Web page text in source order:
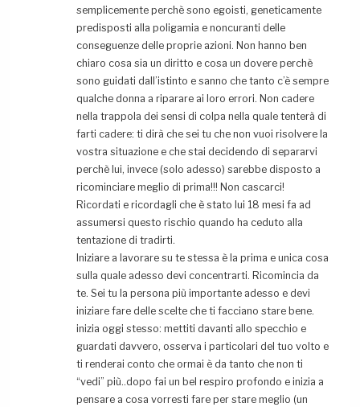
semplicemente perchè sono egoisti, geneticamente
predisposti alla poligamia e noncuranti delle
conseguenze delle proprie azioni. Non hanno ben
chiaro cosa sia un diritto e cosa un dovere perchè
sono guidati dall’istinto e sanno che tanto c’è sempre
qualche donna a riparare ai loro errori. Non cadere
nella trappola dei sensi di colpa nella quale tenterà di
farti cadere: ti dirà che sei tu che non vuoi risolvere la
vostra situazione e che stai decidendo di separarvi
perchè lui, invece (solo adesso) sarebbe disposto a
ricominciare meglio di prima!!! Non cascarci!
Ricordati e ricordagli che è stato lui 18 mesi fa ad
assumersi questo rischio quando ha ceduto alla
tentazione di tradirti.
Iniziare a lavorare su te stessa è la prima e unica cosa
sulla quale adesso devi concentrarti. Ricomincia da
te. Sei tu la persona più importante adesso e devi
iniziare fare delle scelte che ti facciano stare bene.
inizia oggi stesso: mettiti davanti allo specchio e
guardati davvero, osserva i particolari del tuo volto e
ti renderai conto che ormai è da tanto che non ti
“vedi” più..dopo fai un bel respiro profondo e inizia a
pensare a cosa vorresti fare per stare meglio (un